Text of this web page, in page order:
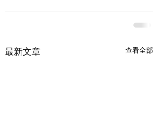
最新文章 查看全部